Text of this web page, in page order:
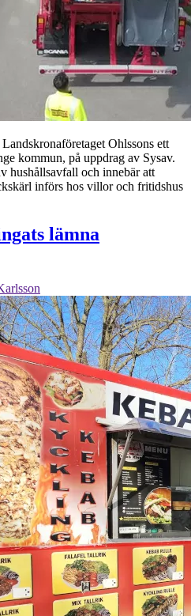
Ohlssons ett
kommun, på uppdrag av Sysav.
hushållsavfall och innebär att
införs hos villor och fritidshus
lämna